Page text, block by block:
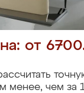
от
менее, чем за